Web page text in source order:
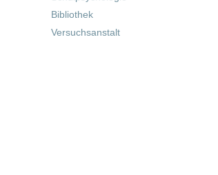
Bibliothek
Versuchsanstalt